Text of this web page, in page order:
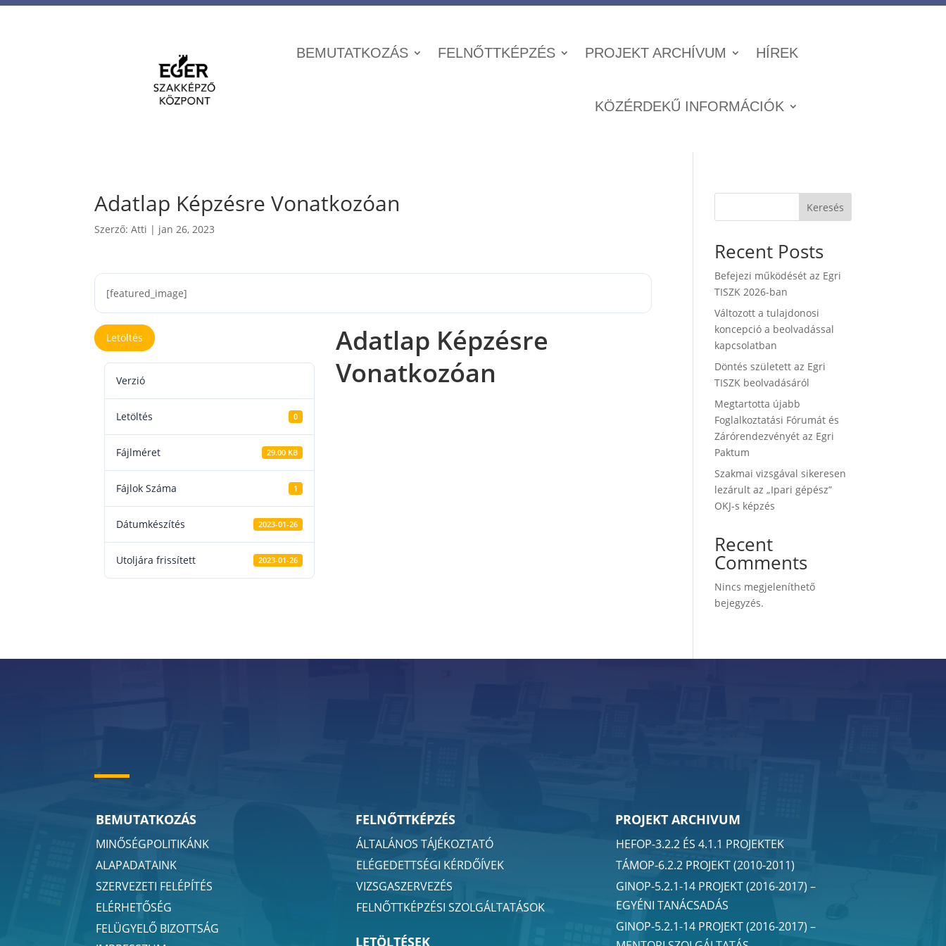
BEMUTATKOZÁS FELNŐTTKÉPZÉS PROJEKT ARCHÍVUM HÍREK
KÖZÉRDEKŰ INFORMÁCIÓK
Adatlap Képzésre Vonatkozóan
Szerző:Atti | jan 26, 2023
[featured_image]
Letöltés
Verzió
Letöltés 0
Fájlméret 29.00 KB
Fájlok Száma 1
Dátumkészítés 2023-01-26
Utoljára frissített 2023-01-26
Adatlap Képzésre
Vonatkozóan
Keresés
Recent Posts
Befejezi működését az Egri
TISZK 2026-ban
Változott a tulajdonosi
koncepció a beolvadással
kapcsolatban
Döntés született az Egri
TISZK beolvadásáról
Megtartotta újabb
Foglalkoztatási Fórumát és
Zárórendezvényét az Egri
Paktum
Szakmai vizsgával sikeresen
lezárult az „Ipari gépész”
OKJ-s képzés
Recent
Comments
Nincs megjeleníthető
bejegyzés.
BEMUTATKOZÁS
MINŐSÉGPOLITIKÁNK
ALAPADATAINK
SZERVEZETI FELÉPÍTÉS
ELÉRHETŐSÉG
FELÜGYELŐ BIZOTTSÁG
FELNŐTTKÉPZÉS
ÁLTALÁNOS TÁJÉKOZTATÓ
ELÉGEDETTSÉGI KÉRDŐÍVEK
VIZSGASZERVEZÉS
FELNŐTTKÉPZÉSI SZOLGÁLTATÁSOK
LETÖLTÉSEK
PROJEKT ARCHIVUM
HEFOP-3.2.2 ÉS 4.1.1 PROJEKTEK
TÁMOP-6.2.2 PROJEKT (2010-2011)
GINOP-5.2.1-14 PROJEKT (2016-2017) –
EGYÉNI TANÁCSADÁS
GINOP-5.2.1-14 PROJEKT (2016-2017) –